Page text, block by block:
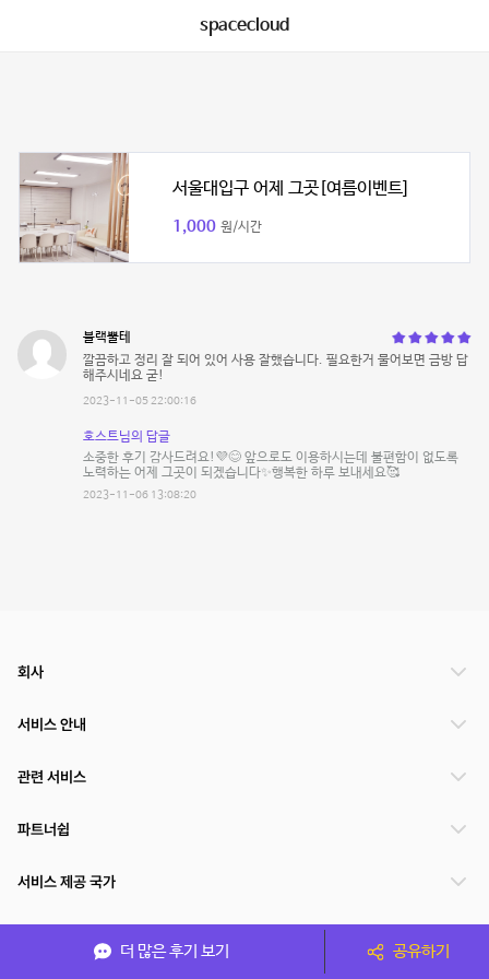
spacecloud
서울대입구 어제 그곳[여름이벤트]
1,000 원/시간
블랙뿔테
깔끔하고 정리 잘 되어 있어 사용 잘했습니다. 필요한거 물어보면 금방 답
해주시네요 굳!
2023-11-05 22:00:16
호스트님의 답글
소중한 후기 감사드려요!💜😊 앞으로도 이용하시는데 불편함이 없도록
노력하는 어제 그곳이 되겠습니다✨행복한 하루 보내세요🥰
2023-11-06 13:08:20
더 많은 후기 보기 공유하기
회사
서비스 안내
관련 서비스
파트너쉽
서비스 제공 국가
(주)NSPACE 사업자정보